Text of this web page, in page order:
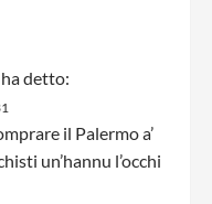
ha detto:
il Palermo a’
un’hannu l’occhi